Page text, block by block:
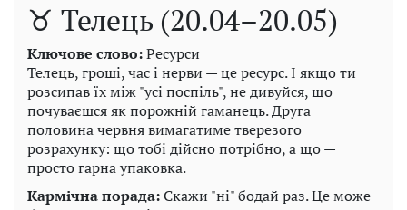
♉ Телець (20.04–20.05)
Ключове слово:Ресурси
Телець, гроші, час і нерви — це ресурс. І якщо ти
розсипав їх між "усі поспіль", не дивуйся, що
почуваєшся як порожній гаманець. Друга
половина червня вимагатиме тверезого
розрахунку: що тобі дійсно потрібно, а що —
просто гарна упаковка.
Кармічна порада:Скажи "ні" бодай раз. Це може